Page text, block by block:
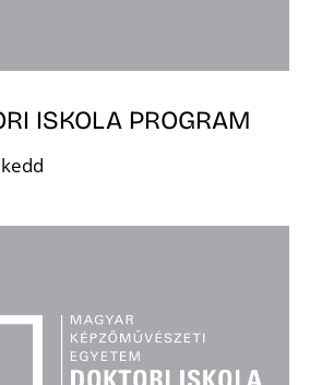
ISKOLA PROGRAM